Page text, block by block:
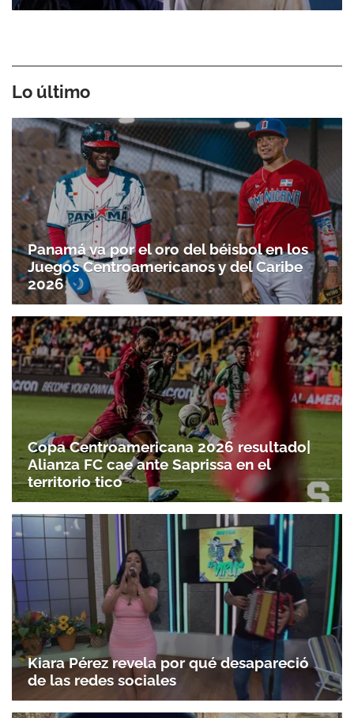
Lo último
Panamá va por el oro del béisbol en los
Juegos Centroamericanos y del Caribe
2026
Copa Centroamericana 2026 resultado|
Alianza FC cae ante Saprissa en el
territorio tico
Kiara Pérez revela por qué desapareció
de las redes sociales